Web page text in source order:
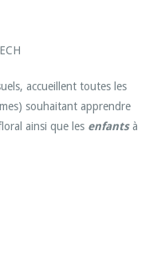
accueillent toutes les
souhaitant apprendre
ainsi que les enfantsà